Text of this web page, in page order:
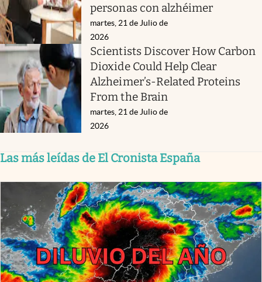
personas con alzhéimer
martes, 21 de Julio de
2026
Scientists Discover How Carbon
Dioxide Could Help Clear
Alzheimer’s-Related Proteins
From the Brain
martes, 21 de Julio de
2026
Las más leídas de El Cronista España